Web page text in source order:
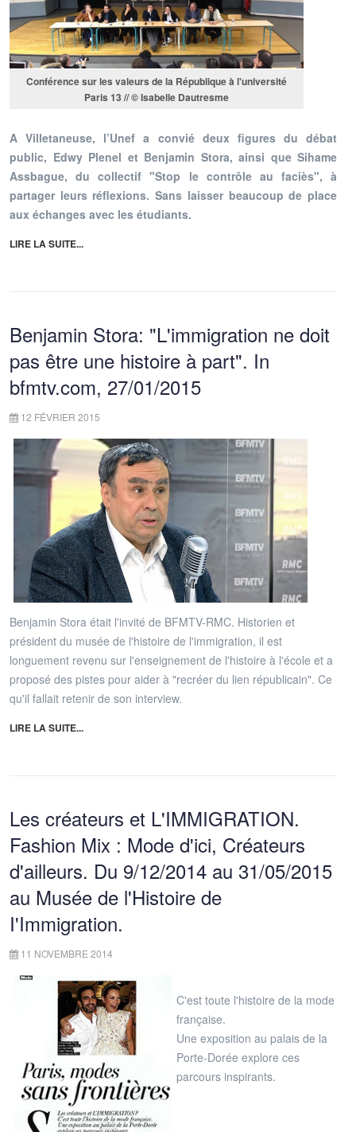
Conférence sur les valeurs de la République à l'université
Paris 13 // © Isabelle Dautresme
A Villetaneuse, l’Unef a convié deux figures du débat
public, Edwy Plenel et Benjamin Stora, ainsi que Sihame
Assbague, du collectif "Stop le contrôle au faciès", à
partager leurs réflexions. Sans laisser beaucoup de place
aux échanges avec les étudiants.
LIRE LA SUITE...
Benjamin Stora: "L'immigration ne doit
pas être une histoire à part". In
bfmtv.com, 27/01/2015
12 FÉVRIER 2015
Benjamin Stora était l'invité de BFMTV-RMC. Historien et
président du musée de l'histoire de l'immigration, il est
longuement revenu sur l'enseignement de l'histoire à l'école et a
proposé des pistes pour aider à "recréer du lien républicain". Ce
qu'il fallait retenir de son interview.
LIRE LA SUITE...
Les créateurs et L'IMMIGRATION.
Fashion Mix : Mode d'ici, Créateurs
d'ailleurs. Du 9/12/2014 au 31/05/2015
au Musée de l'Histoire de
I'Immigration.
11 NOVEMBRE 2014
C'est toute l'histoire de la mode
française.
Une exposition au palais de la
Porte-Dorée explore ces
parcours inspirants.